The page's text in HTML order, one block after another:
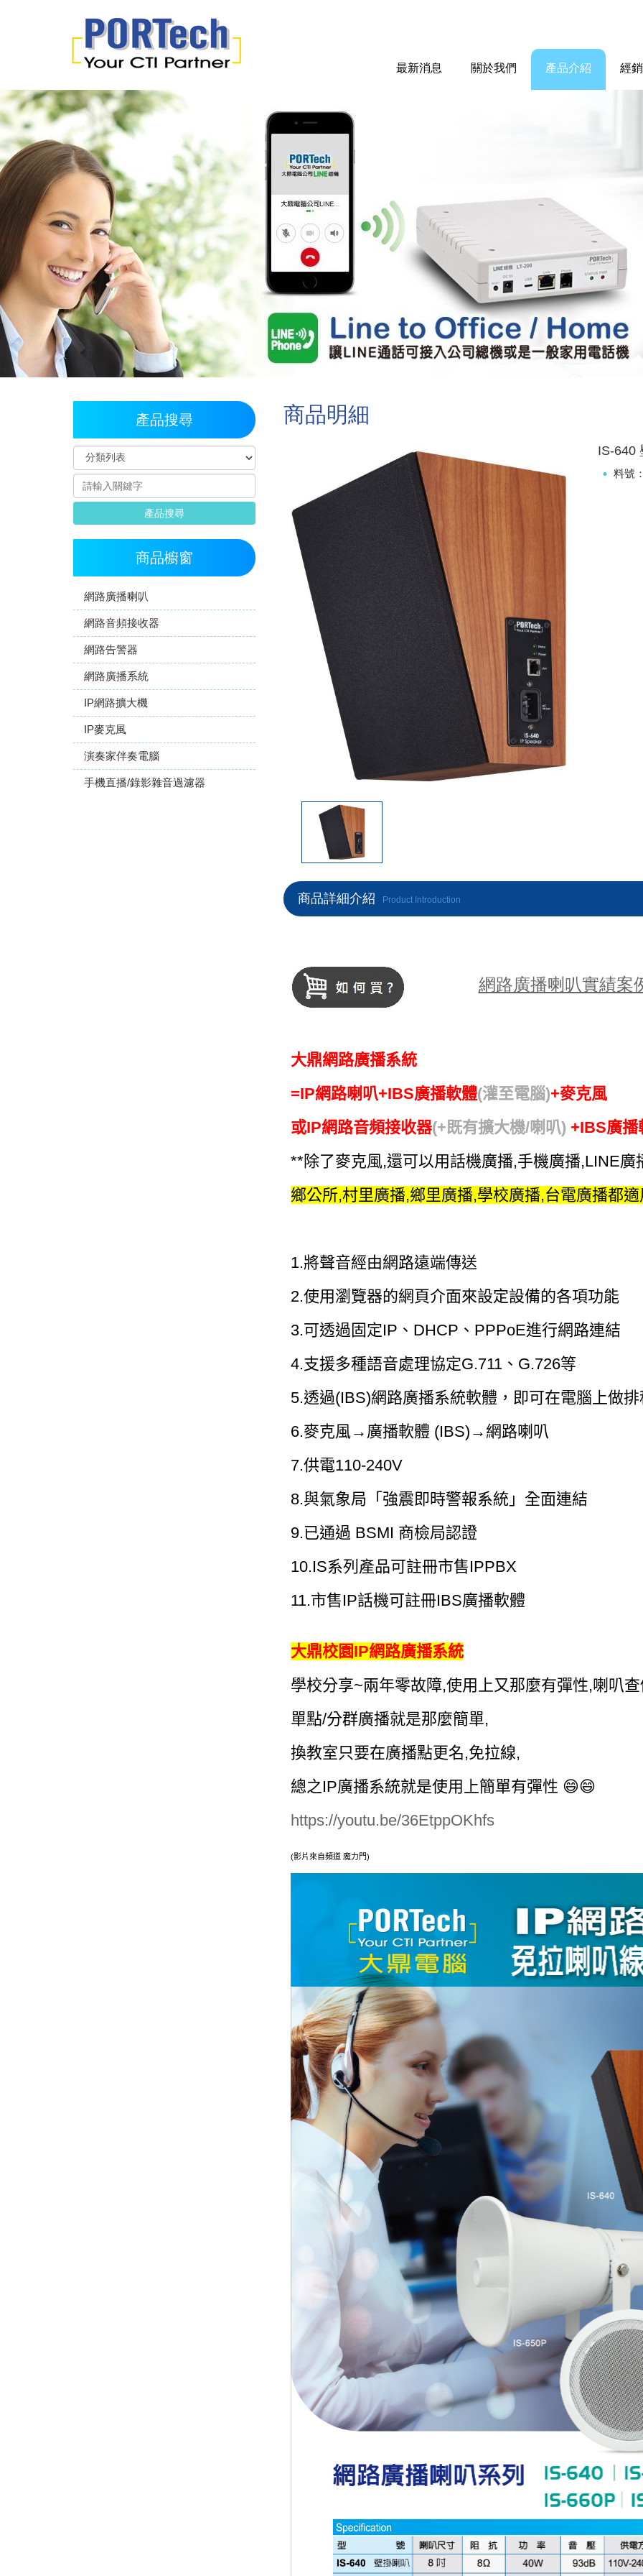
最新消息 關於我們 產品介紹 經
產品搜尋
產品搜尋
商品櫥窗
網路廣播喇叭
網路音頻接收器
網路告警器
網路廣播系統
IP網路擴大機
IP麥克風
演奏家伴奏電腦
手機直播/錄影雜音過濾器
商品明細
IS-640
料號
商品詳細介紹 Product Introduction
網路廣播喇叭實績案
大鼎網路廣播系統
=IP網路喇叭+IBS廣播軟體(灌至電腦)+麥克風
或IP網路音頻接收器(+既有擴大機/喇叭) +IBS廣播
**除了麥克風,還可以用話機廣播,手機廣播,LINE廣
鄉公所,村里廣播,鄉里廣播,學校廣播,台電廣播都適
1.將聲音經由網路遠端傳送
2.使用瀏覽器的網頁介面來設定設備的各項功能
3.可透過固定IP、DHCP、PPPoE進行網路連結
4.支援多種語音處理協定G.711、G.726等
5.透過(IBS)網路廣播系統軟體，即可在電腦上做
6.麥克風→廣播軟體 (IBS)→網路喇叭
7.供電110-240V
8.與氣象局「強震即時警報系統」全面連結
9.已通過 BSMI 商檢局認證
10.IS系列產品可註冊市售IPPBX
11.市售IP話機可註冊IBS廣播軟體
大鼎校園IP網路廣播系統
學校分享~兩年零故障,使用上又那麼有彈性,喇叭
單點/分群廣播就是那麼簡單,
換教室只要在廣播點更名,免拉線,
總之IP廣播系統就是使用上簡單有彈性 😄😄
https://youtu.be/36EtppOKhfs
(影片來自頻道 魔力門)